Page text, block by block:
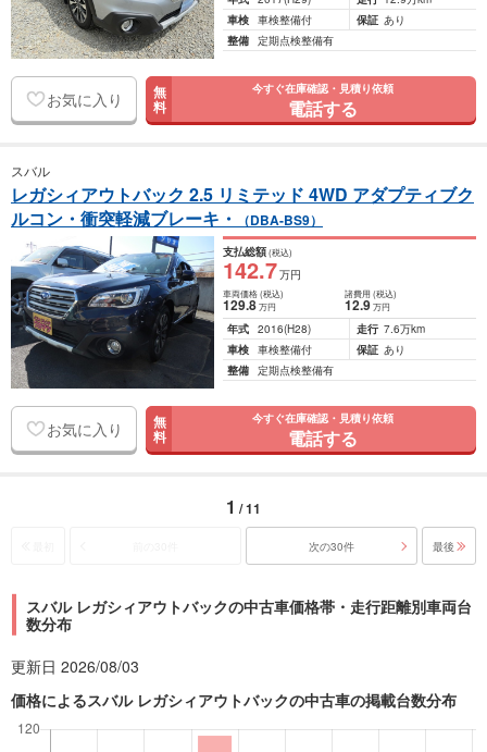
車検 車検整備付 保証 あり
整備 定期点検整備有
お気に入り 無
料
今すぐ在庫確認・見積り依頼
電話する
スバル
レガシィアウトバック 2.5 リミテッド 4WD アダプティブク
ルコン・衝突軽減ブレーキ・
（DBA-BS9）
支払総額(税込)
142.7万円
車両価格(税込)
129.8万円
諸費用 (税込)
12.9 万円
年式 2016(H28) 走行 7.6万km
車検 車検整備付 保証 あり
整備 定期点検整備有
お気に入り 無
料
今すぐ在庫確認・見積り依頼
電話する
1 / 11
次の30件 最後
スバル レガシィアウトバックの中古車価格帯・走行距離別車両台
数分布
更新日 2026/08/03
価格によるスバル レガシィアウトバックの中古車の掲載台数分布